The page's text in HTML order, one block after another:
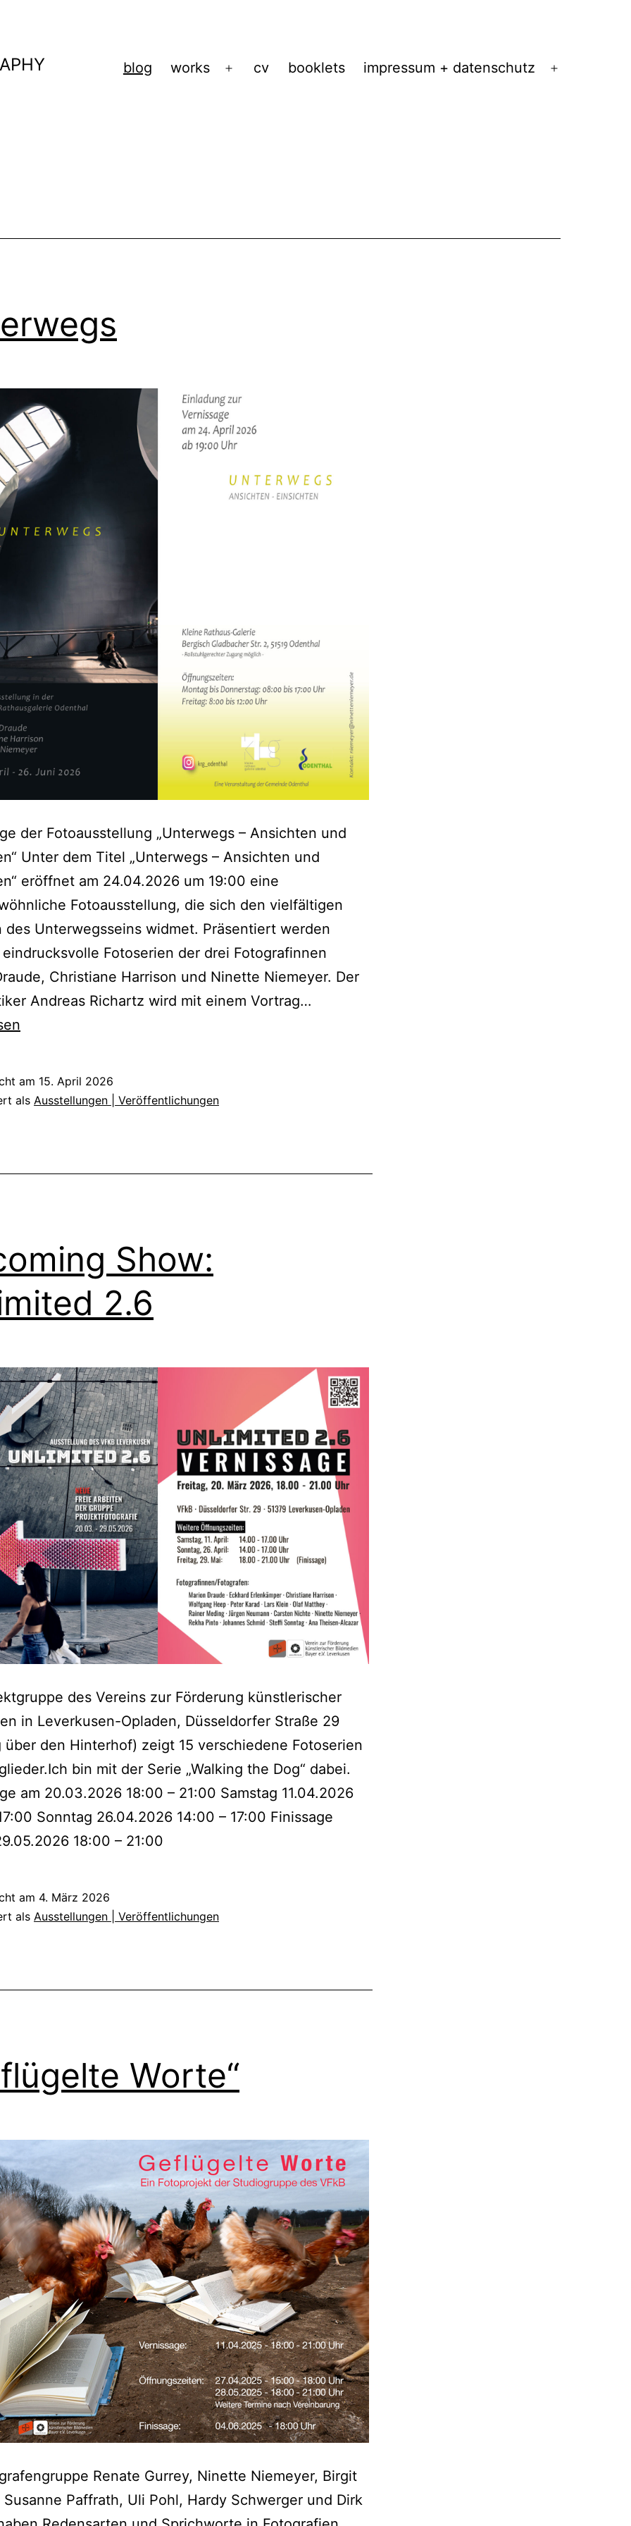
blog works
Menü
cv booklets impressum + datenschutz
der Fotoausstellung „Unterwegs – Ansichten und
Unter dem Titel „Unterwegs – Ansichten und
eröffnet am 24.04.2026 um 19:00 eine
Fotoausstellung, die sich den vielfältigen
des Unterwegsseins widmet. Präsentiert werden
Fotoserien der drei Fotografinnen
Christiane Harrison und Ninette Niemeyer. Der
Andreas Richartz wird mit einem Vortrag…
am 15. April 2026
als Ausstellungen | Veröffentlichungen
Show:
2.6
des Vereins zur Förderung künstlerischer
in Leverkusen-Opladen, Düsseldorfer Straße 29
über den Hinterhof) zeigt 15 verschiedene Fotoserien
bin mit der Serie „Walking the Dog“ dabei.
am 20.03.2026 18:00 – 21:00 Samstag 11.04.2026
Sonntag 26.04.2026 14:00 – 17:00 Finissage
18:00 – 21:00
am 4. März 2026
als Ausstellungen | Veröffentlichungen
Worte“
Renate Gurrey, Ninette Niemeyer, Birgit
Susanne Paffrath, Uli Pohl, Hardy Schwerger und Dirk